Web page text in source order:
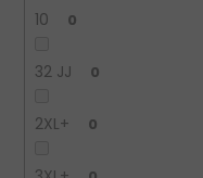
10 0
32 JJ 0
2XL+ 0